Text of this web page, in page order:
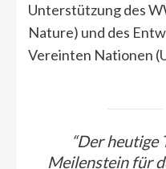
Unterstützung des
Nature) und des
Vereinten Nationen
“Der heutige
Meilenstein für